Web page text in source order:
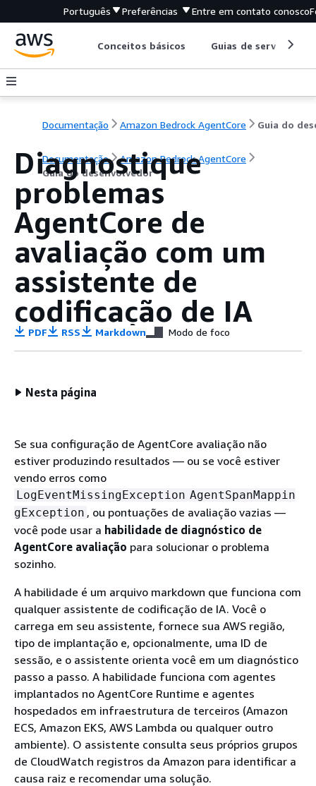
Português Preferências Entre em contato conosco
Conceitos básicos Guias de serviço
Documentação Amazon Bedrock AgentCore
Documentação
Amazon Bedrock AgentCore
Guia do desenvolvedor
Diagnostique
problemas
AgentCore de
avaliação com um
assistente de
codificação de IA
PDF RSS Markdown Modo de foco
Nesta página
Se sua configuração de AgentCore avaliação não
estiver produzindo resultados — ou se você estiver
vendo erros como
LogEventMissingException AgentSpanMappin
gException , ou pontuações de avaliação vazias —
você pode usar a habilidade de diagnóstico de
AgentCore avaliação para solucionar o problema
sozinho.
A habilidade é um arquivo markdown que funciona com
qualquer assistente de codificação de IA. Você o
carrega em seu assistente, fornece sua AWS região,
tipo de implantação e, opcionalmente, uma ID de
sessão, e o assistente orienta você em um diagnóstico
passo a passo. A habilidade funciona com agentes
implantados no AgentCore Runtime e agentes
hospedados em infraestrutura de terceiros (Amazon
ECS, Amazon EKS, AWS Lambda ou qualquer outro
ambiente). O assistente consulta seus próprios grupos
de CloudWatch registros da Amazon para identificar a
causa raiz e recomendar uma solução.